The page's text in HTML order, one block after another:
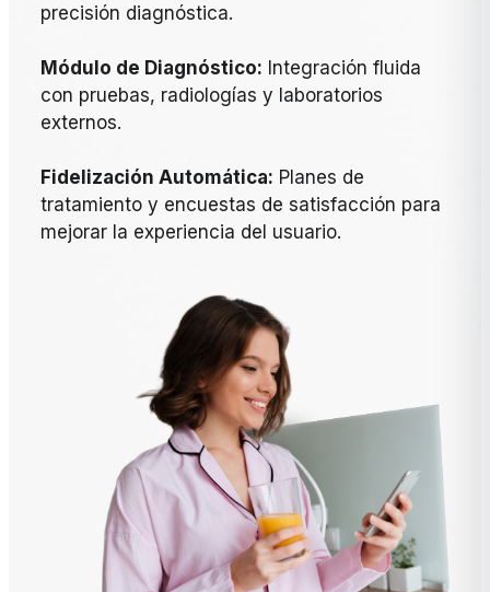
precisión diagnóstica.
Módulo de Diagnóstico: Integración fluida
con pruebas, radiologías y laboratorios
externos.
Fidelización Automática: Planes de
tratamiento y encuestas de satisfacción para
mejorar la experiencia del usuario.